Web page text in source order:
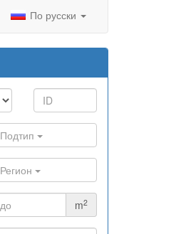
По русски
Подтип
Регион
m2